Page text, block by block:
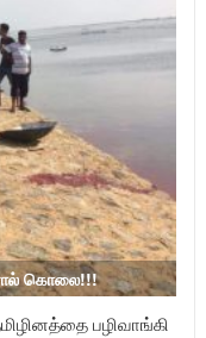
கொலை!!!
பழிவாங்கி